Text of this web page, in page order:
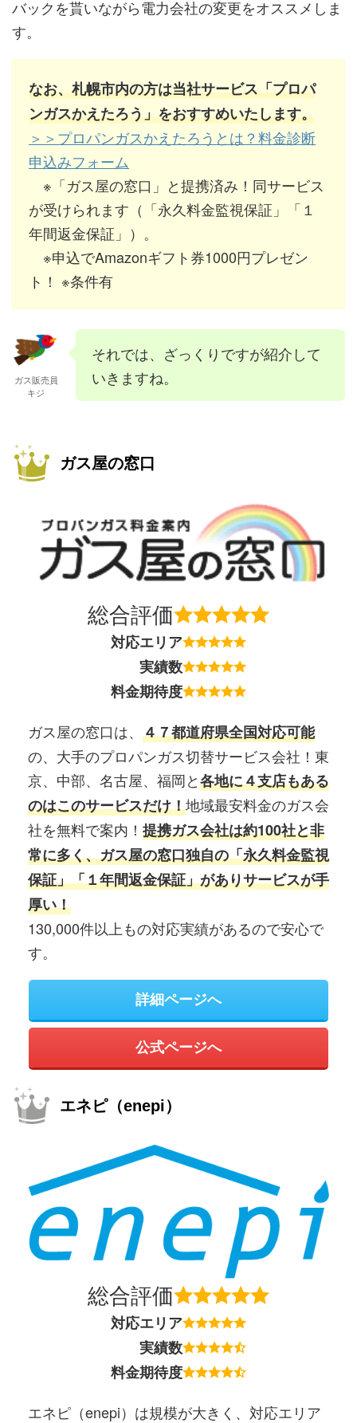
バックを貰いながら電力会社の変更をオススメしま
す。
なお、札幌市内の方は当社サービス「プロパ
ンガスかえたろう」をおすすめいたします。
＞＞プロパンガスかえたろうとは？料金診断
申込みフォーム
※「ガス屋の窓口」と提携済み！同サービス
が受けられます（「永久料金監視保証」「１
年間返金保証」）。
※申込でAmazonギフト券1000円プレゼン
ト！ ※条件有
ガス販売員
キジ
それでは、ざっくりですが紹介して
いきますね。
ガス屋の窓口
総合評価
対応エリア
実績数
料金期待度
ガス屋の窓口は、 ４７都道府県全国対応可能
の、大手のプロパンガス切替サービス会社！東
京、中部、名古屋、福岡と各地に４支店もある
のはこのサービスだけ！地域最安料金のガス会
社を無料で案内！ 提携ガス会社は約100社と非
常に多く、ガス屋の窓口独自の「永久料金監視
保証」「１年間返金保証」がありサービスが手
厚い！
130,000件以上もの対応実績があるので安心で
す。
詳細ページへ
公式ページへ
エネピ（enepi）
総合評価
対応エリア
実績数
料金期待度
エネピ（enepi）は規模が大きく、対応エリア